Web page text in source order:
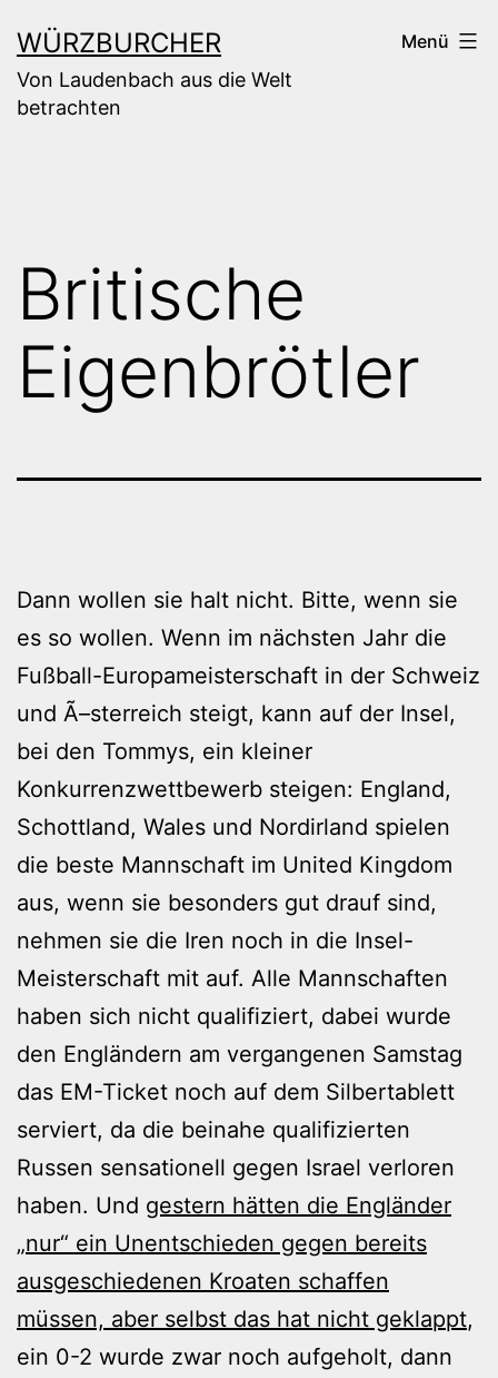
Inhalt
springen
WÜRZBURCHER
Von Laudenbach aus die Welt
betrachten
Menü
Britische
Eigenbrötler
Dann wollen sie halt nicht. Bitte, wenn sie
es so wollen. Wenn im nächsten Jahr die
Fußball-Europameisterschaft in der Schweiz
und Ã–sterreich steigt, kann auf der Insel,
bei den Tommys, ein kleiner
Konkurrenzwettbewerb steigen: England,
Schottland, Wales und Nordirland spielen
die beste Mannschaft im United Kingdom
aus, wenn sie besonders gut drauf sind,
nehmen sie die Iren noch in die Insel-
Meisterschaft mit auf. Alle Mannschaften
haben sich nicht qualifiziert, dabei wurde
den Engländern am vergangenen Samstag
das EM-Ticket noch auf dem Silbertablett
serviert, da die beinahe qualifizierten
Russen sensationell gegen Israel verloren
haben. Und gestern hätten die Engländer
„nur“ ein Unentschieden gegen bereits
ausgeschiedenen Kroaten schaffen
müssen, aber selbst das hat nicht geklappt,
ein 0-2 wurde zwar noch aufgeholt, dann